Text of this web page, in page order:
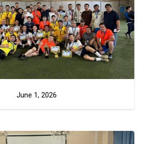
June 1, 2026